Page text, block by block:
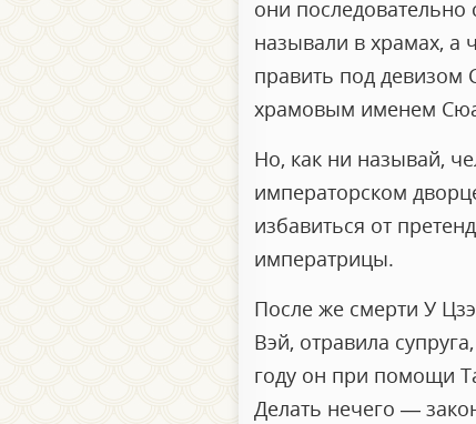
они
называли в храмах, а
править под девизом
храмовым именем
Но, как ни называй,
императорском
избавиться от
императрицы.
После же смерти У
Вэй, отравила
году он при помощи
Делать нечего —